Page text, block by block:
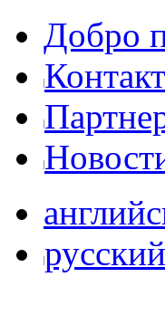
Добро
русский